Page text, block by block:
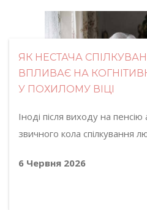
ЯК НЕСТАЧА
ВПЛИВАЄ НА
У ПОХИЛОМУ ВІЦІ
Іноді після виходу на
звичного кола спілкування
6 Червня 2026